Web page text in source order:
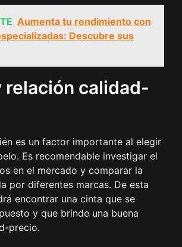
Aumenta tu rendimiento con
Descubre sus
relación calidad-
es un factor importante al elegir
Es recomendable investigar el
en el mercado y comparar la
por diferentes marcas. De esta
encontrar una cinta que se
y que brinde una buena
precio.